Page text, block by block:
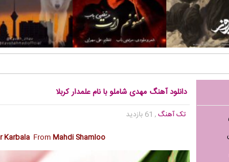
دانلود آهنگ مهدی شاملو با نام علمدار کربلا
تک آهنگ, 61 بازدید
KarbalaFromMahdi Shamloo